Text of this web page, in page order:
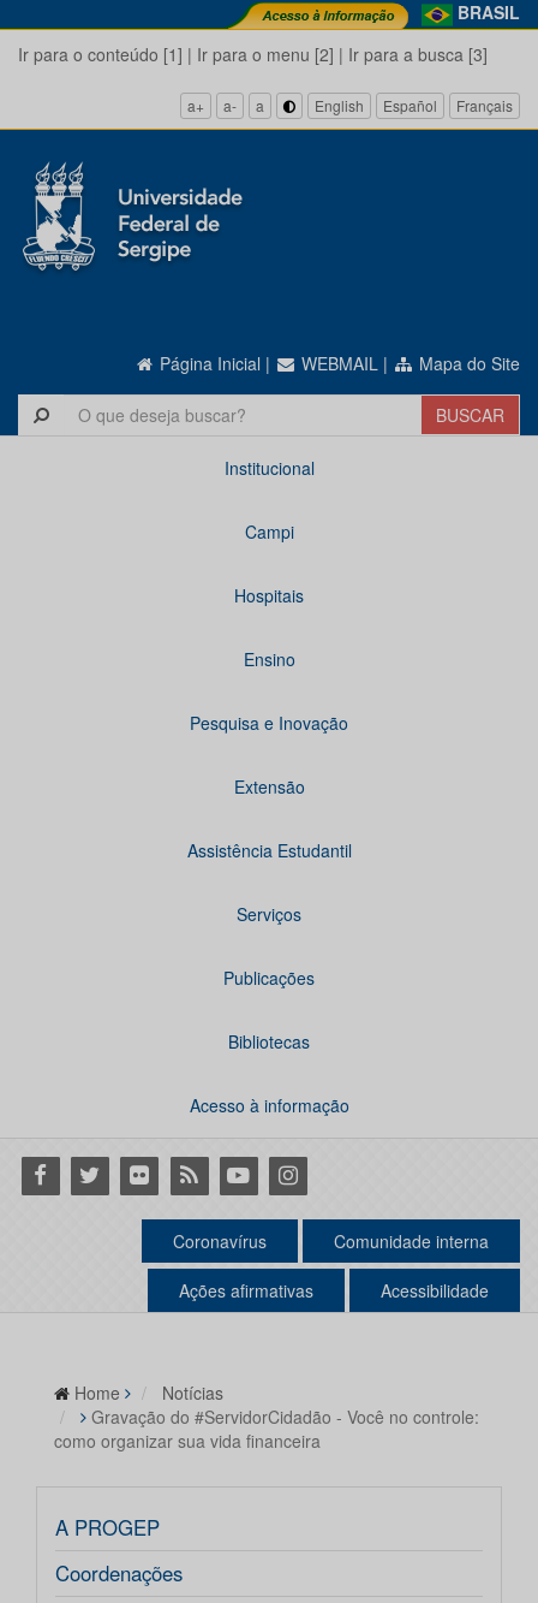
BRASIL
Ir para o conteúdo [1] | Ir para o menu [2] | Ir para a busca [3]
a+ a- a English Español Français
Página Inicial | WEBMAIL | Mapa do Site
Institucional
Campi
Hospitais
Ensino
Pesquisa e Inovação
Extensão
Assistência Estudantil
Serviços
Publicações
Bibliotecas
Acesso à informação
Facebook
Twitter Flickr RSS YoutubeInstagram
Coronavírus Comunidade interna
Ações afirmativas Acessibilidade
Home
Notícias
Gravação do #ServidorCidadão - Você no controle:
como organizar sua vida financeira
A PROGEP
Coordenações